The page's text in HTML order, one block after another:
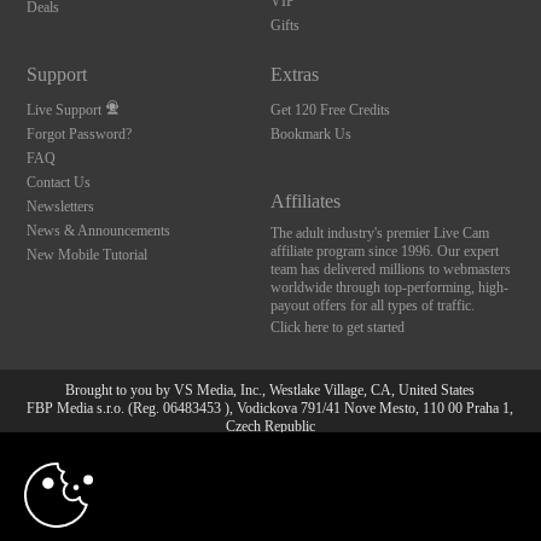
Deals
Gifts
Support
Live Support
Forgot Password?
FAQ
Contact Us
Newsletters
News & Announcements
New Mobile Tutorial
Extras
Get 120 Free Credits
Bookmark Us
Affiliates
The adult industry's premier Live Cam
affiliate program since 1996. Our expert
team has delivered millions to webmasters
worldwide through top-performing, high-
payout offers for all types of traffic.
Click here to get started
Brought to you by VS Media, Inc., Westlake Village, CA, United States
FBP Media s.r.o. (Reg. 06483453 ), Vodickova 791/41 Nove Mesto, 110 00 Praha 1,
Czech Republic
All persons depicted herein were at least 18 years of age at the time of photography:
18 U.S.C. 2257 Aufbewahrungsvorschriften Compliance-
10:00